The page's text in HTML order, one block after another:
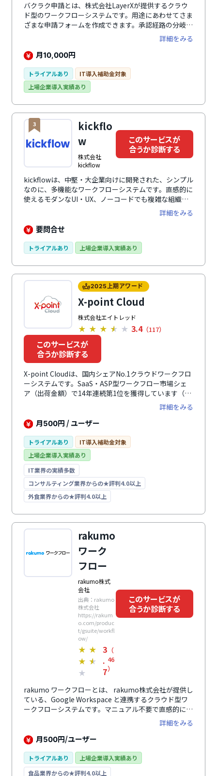
バクラク申請とは、株式会社LayerXが提供するクラウ
ド型のワークフローシステムです。用途にあわせてさま
ざまな申請フォームを作成できます。承認経路の分岐設
定に対応し、たとえば申請金額に応じて経路を自動切り
替えるなども可能です。申請が行われると承認者へ
Slackで通知が届くのも特徴のひとつ。承認・却下もア
モバイルブラウザにも対応し、自宅や外出先など場所を
選ばず申請・承認が可能です。同シリーズの「バクラク
請求書」との連携すれば、支払申請で入力した内容を経
理部門へデータ連携できます。請求書に紐づく各種申
請・稟議データや承認ステータスをリアルタイムで確認
でき、工数のかかる突合作業が不要に。稟議・申請から
経理業務までの一連の業務を効率化できます。
詳細をみる
月10,000円
トライアルあり
IT導入補助金対象
上場企業導入実績あり
3
kickflo
w
株式会社
kickflow
このサービスが
合うか診断する
kickflowは、中堅・大企業向けに開発された、シンプル
なのに、多機能なワークフローシステムです。直感的に
使えるモダンなUI・UX、ノーコードでも複雑な組織図
や承認経路に対応、豊富なAPI・Webhookによる業務
自動化といった、良いとこどりの特徴があります。チャ
ットツール（Slack、Microsoft Teams、LINE
で、承認がよりスピーディーに。また、AIやオートメー
フロー担当者の運用・メンテナンスの課題を劇的に解決
します。
詳細をみる
要問合せ
トライアルあり 上場企業導入実績あり
2025上期アワード
X-point Cloud
株式会社エイトレッド
★ ★ ★ ★ ★ 3.4（117）
このサービスが
合うか診断する
X-point Cloudは、国内シェアNo.1クラウドワークフロ
ーシステムです。SaaS・ASP型ワークフロー市場シェ
ア（出荷金額）で14年連続第1位を獲得しています（デ
ロイト トーマツ ミック経済研究所「コラボレーショ
ン・モバイル管理ソフトの市場展望 2025年度版」2011
年度～2025年度（実績））。既存の申請書をそのまま
く導入・運用できます。また、1,000種類以上の申請書
テンプレートをもとにノーコードで入力フォームや承認
ルートを簡単に作成できるため、システム管理者にとっ
ても設定から運用まで負担が少なく優しい設計です。さ
らに、外部システムとの連携にも対応しており、各種グ
ループウェアやチャットツールとの連携が可能。それぞ
れのツール上から書類を開き、承認を進めることができ
トやサポートサイト、Web個別相談などサポート体制
が充実しているため、安心して運用できます。
詳細をみる
月500円 / ユーザー
トライアルあり
IT導入補助金対象
上場企業導入実績あり
IT業界の実績多数
コンサルティング業界からの★評判4.0以上
外食業界からの★評判4.0以上
rakumo
ワーク
フロー
rakumo株式
会社
出典：rakumo
株式会社
https://rakum
o.com/produc
t/gsuite/workfl
ow/
★ ★
★ ★
★
3
.
7
（
46
）
このサービスが
合うか診断する
rakumo ワークフローとは、 rakumo株式会社が提供し
ている、Google Workspace と連携するクラウド型ワ
ークフローシステムです。マニュアル不要で直感的に利
用でき、社内の業務プロセス化を実現し、ペーパーレス
化を支援。企業規模や業種を問わず導入されています。
Google Workspace との連携により、人事異動や組織
請書は種類豊富なテンプレートをもとに、ノーコードで
簡単に作成できます。各申請書の承認状況は一覧画面で
詳細をみる
月500円/ユーザー
トライアルあり
上場企業導入実績あり
食品業界からの★評判4.0以上